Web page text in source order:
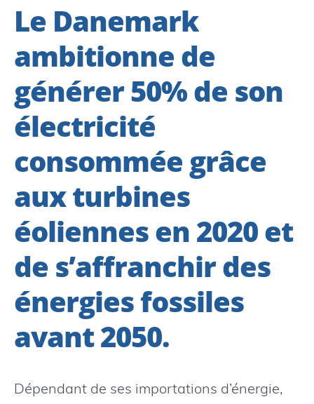
Le Danemark
ambitionne de
générer 50% de son
électricité
consommée grâce
aux turbines
éoliennes en 2020 et
de s’affranchir des
énergies fossiles
avant 2050.
Dépendant de ses importations d’énergie,